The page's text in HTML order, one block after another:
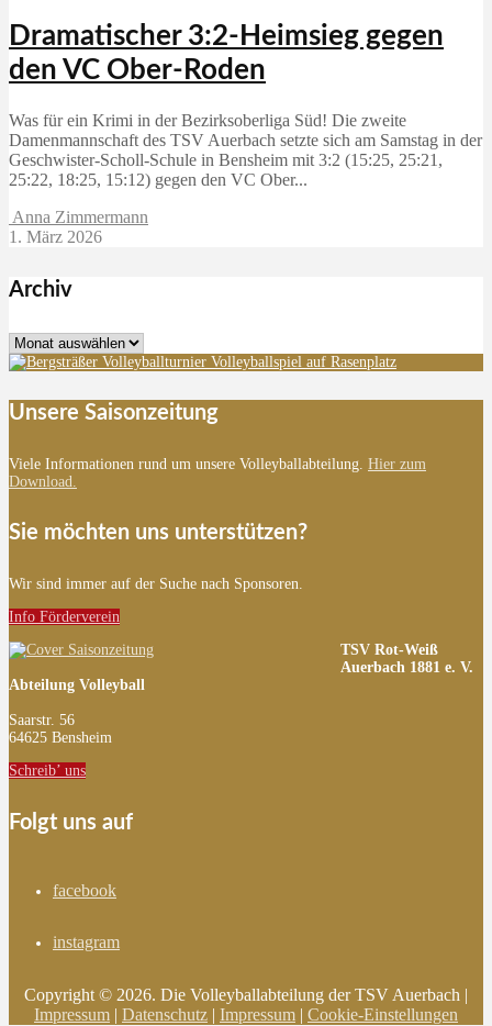
Dramatischer 3:2-Heimsieg gegen
den VC Ober-Roden
Was für ein Krimi in der Bezirksoberliga Süd! Die zweite
Damenmannschaft des TSV Auerbach setzte sich am Samstag in der
Geschwister-Scholl-Schule in Bensheim mit 3:2 (15:25, 25:21,
25:22, 18:25, 15:12) gegen den VC Ober...
Anna Zimmermann
1. März 2026
Archiv
Archiv
Unsere Saisonzeitung
Viele Informationen rund um unsere Volleyballabteilung. Hier zum
Download.
Sie möchten uns unterstützen?
Wir sind immer auf der Suche nach Sponsoren.
Info Förderverein
TSV Rot-Weiß
Auerbach 1881 e. V.
Abteilung Volleyball
Saarstr. 56
64625 Bensheim
Schreib’ uns
Folgt uns auf
facebook
instagram
Copyright © 2026. Die Volleyballabteilung der TSV Auerbach |
Impressum | Datenschutz | Impressum | Cookie-Einstellungen